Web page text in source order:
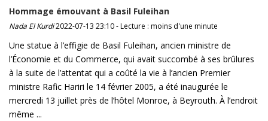
Hommage émouvant à Basil Fuleihan
Nada El Kurdi2022-07-13 23:10 - Lecture : moins d'une minute
Une statue à l’effigie de Basil Fuleihan, ancien ministre de
l’Économie et du Commerce, qui avait succombé à ses brûlures
à la suite de l’attentat qui a coûté la vie à l’ancien Premier
ministre Rafic Hariri le 14 février 2005, a été inaugurée le
mercredi 13 juillet près de l’hôtel Monroe, à Beyrouth. À l’endroit
même ...